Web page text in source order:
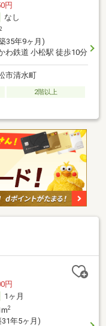
円
なし
2
35年9ヶ月)
わ鉄道 小松駅 徒歩10分
市清水町
2階以上
円
1ヶ月
2
年5ヶ月)